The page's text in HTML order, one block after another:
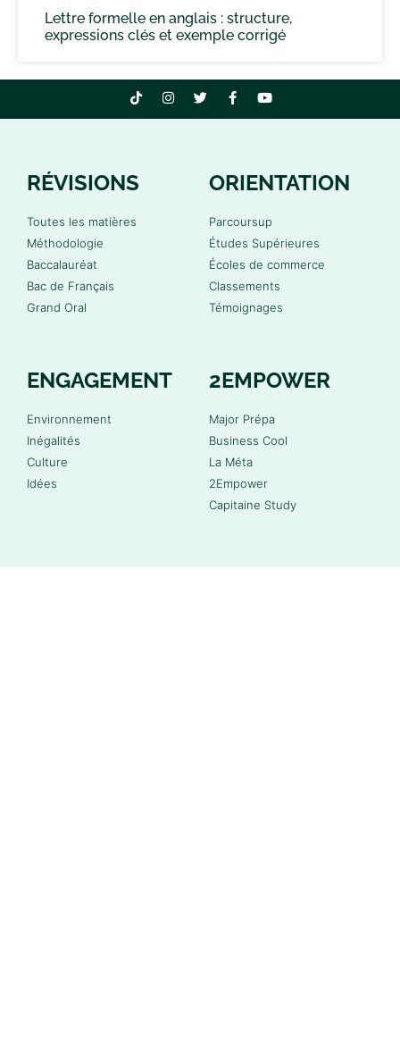
Lettre formelle en anglais : structure,
expressions clés et exemple corrigé
RÉVISIONS
Toutes les matières
Méthodologie
Baccalauréat
Bac de Français
Grand Oral
ORIENTATION
Parcoursup
Études Supérieures
Écoles de commerce
Classements
Témoignages
ENGAGEMENT
Environnement
Inégalités
Culture
Idées
2EMPOWER
Major Prépa
Business Cool
La Méta
2Empower
Capitaine Study